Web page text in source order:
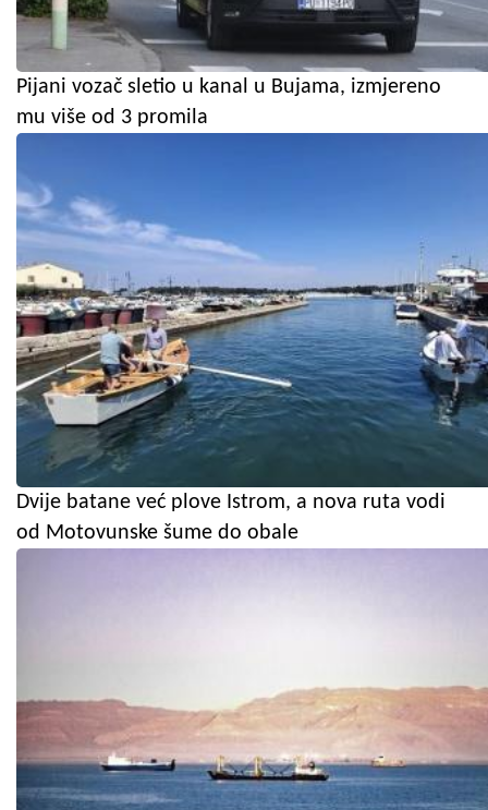
Pijani vozač sletio u kanal u Bujama, izmjereno
mu više od 3 promila
Dvije batane već plove Istrom, a nova ruta vodi
od Motovunske šume do obale